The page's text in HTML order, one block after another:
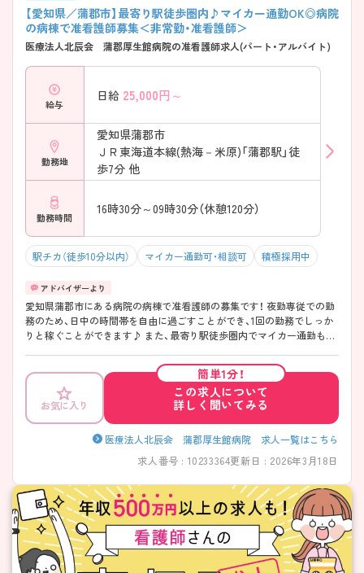
【愛知県／蒲郡市】最寄り駅徒歩圏内♪マイカー通勤OK◎病院
の病棟で准看護師募集＜非常勤・准看護師＞
医療法人北辰会 蒲郡厚生館病院の准看護師求人(パート・アルバイト)
給与
日給 25,000円～
勤務地
愛知県蒲郡市
ＪＲ東海道本線(熱海－米原)「蒲郡駅」徒
歩7分 他
勤務時間
16時30分～09時30分（休憩120分）
駅チカ（徒歩10分以内） マイカー通勤可・相談可 積極採用中
愛知県蒲郡市にある病院の病棟で准看護師の募集です！ 夜勤専従での勤
務のため、日中の時間帯を自由に過ごすことができ、1回の勤務でしっか
りと稼ぐことができます♪ また、最寄り駅徒歩圏内でマイカー通勤もOK
味ある方は面接ポイントをお伝えしますので、お気軽にご連絡くださ
い。
お気に入り
簡単1分！
この求人について
詳しく聞いてみる
医療法人北辰会 蒲郡厚生館病院 求人一覧はこちら
求人番号 : 10233364更新日 : 2026年3月18日